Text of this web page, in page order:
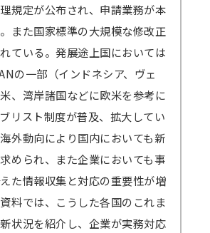
規定が公布され、申請業務が本
また国家標準の大規模な修改正
ている。発展途上国においては
の一部（インドネシア、ヴェ
、湾岸諸国などに欧米を参考に
リスト制度が普及、拡大してい
外動向により国内においても新
められ、また企業においても事
た情報収集と対応の重要性が増
料では、こうした各国のこれま
状況を紹介し、企業が実務対応